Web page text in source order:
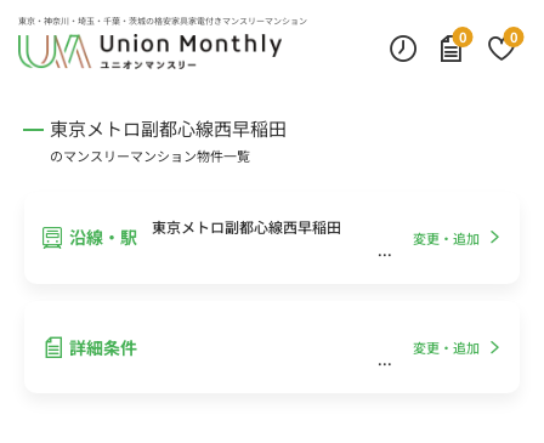
東京・神奈川・埼玉・千葉・茨城の格安家具家電付きマンスリーマンション
0
0
東京メトロ副都心線西早稲田
のマンスリーマンション物件一覧
沿線・駅 東京メトロ副都心線西早稲田
変更・追加
詳細条件 変更・追加